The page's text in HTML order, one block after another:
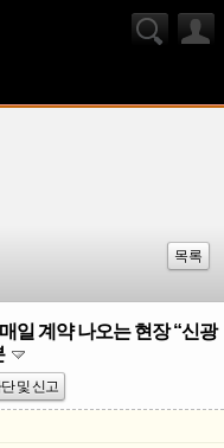
목록
일 계약 나오는 현장 “신광
및 신고